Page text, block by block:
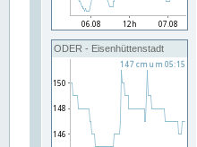
ODER - Eisenhüttenstadt